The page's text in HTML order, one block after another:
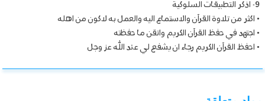
9- اذكر التطبيقات السلوكية
• اكثر من تلاوة القرآن والاستماع اليه والعمل به لاكون من اهله
• اجتهد في حفظ القرآن الكريم واتقن ما حفظته
• احفظ القرآن الكريم رجاء ان يشفع لي عند الله عز وجل